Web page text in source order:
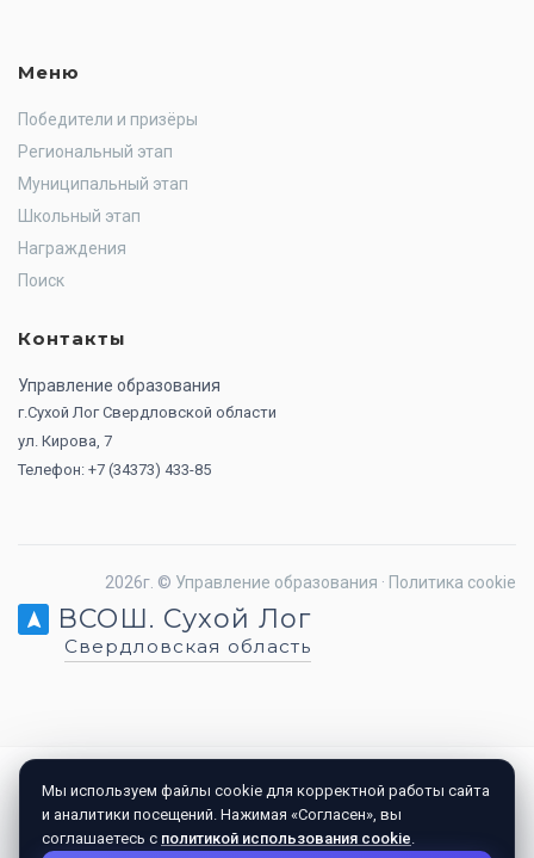
Меню
Победители и призёры
Региональный этап
Муниципальный этап
Школьный этап
Награждения
Поиск
Контакты
Управление образования
г.Сухой Лог Свердловской области
ул. Кирова, 7
Телефон: +7 (34373) 433-85
2026г. © Управление образования · Политика cookie
ВСОШ. Сухой Лог
Свердловская область
Мы используем файлы cookie для корректной работы сайта
и аналитики посещений. Нажимая «Согласен», вы
соглашаетесь с политикой использования cookie.